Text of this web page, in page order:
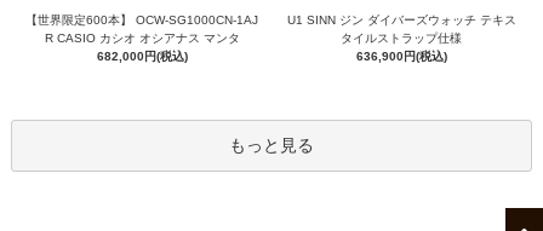
【世界限定600本】 OCW-SG1000CN-1AJ
R CASIO カシオ オシアナス マンタ
682,000円(税込)
U1 SINN ジン ダイバーズウォッチ テキス
タイルストラップ仕様
636,900円(税込)
もっと見る